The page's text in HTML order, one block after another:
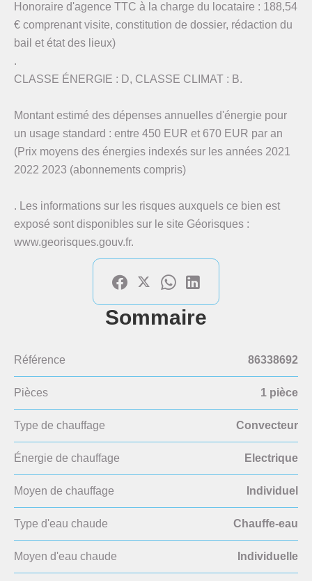
Honoraire d'agence TTC à la charge du locataire : 188,54
€ comprenant visite, constitution de dossier, rédaction du
bail et état des lieux)
.
CLASSE ÉNERGIE : D, CLASSE CLIMAT : B.
Montant estimé des dépenses annuelles d'énergie pour
un usage standard : entre 450 EUR et 670 EUR par an
(Prix moyens des énergies indexés sur les années 2021
2022 2023 (abonnements compris)
. Les informations sur les risques auxquels ce bien est
exposé sont disponibles sur le site Géorisques :
www.georisques.gouv.fr.
Sommaire
Référence 86338692
Pièces 1 pièce
Type de chauffage Convecteur
Énergie de chauffage Electrique
Moyen de chauffage Individuel
Type d'eau chaude Chauffe-eau
Moyen d'eau chaude Individuelle